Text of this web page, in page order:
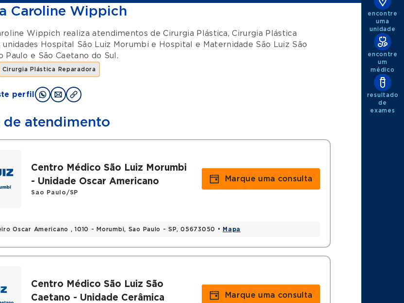
Caroline Wippich
Wippich realiza atendimentos deCirurgia Plástica,Cirurgia Plástica
unidades Hospital São Luiz Morumbi e
Hospital e Maternidade São Luiz São
Paulo e São Caetano do Sul .
Cirurgia Plástica Reparadora
perfil
de atendimento
Centro Médico São Luiz Morumbi
- Unidade Oscar Americano
Sao Paulo/SP
Oscar Americano , 1010 - Morumbi, Sao Paulo - SP, 05673050 • Mapa
Marque uma consulta
Centro Médico São Luiz São
Caetano - Unidade Cerâmica
Marque uma consulta
encontre
uma
unidade
encontre
um
médico
resultado
de
exames